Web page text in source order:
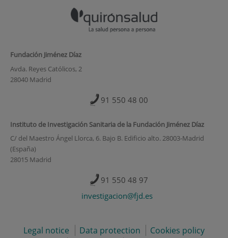
Fundación Jiménez Díaz
Avda. Reyes Católicos, 2
28040 Madrid
91 550 48 00
Instituto de Investigación Sanitaria de la Fundación Jiménez Díaz
C/ del Maestro Ángel Llorca, 6. Bajo B. Edificio alto. 28003-Madrid
(España)
28015 Madrid
91 550 48 97
investigacion@fjd.es
Legal notice Data protection
Cookies policy